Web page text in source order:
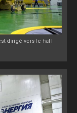
dirigé vers le hall